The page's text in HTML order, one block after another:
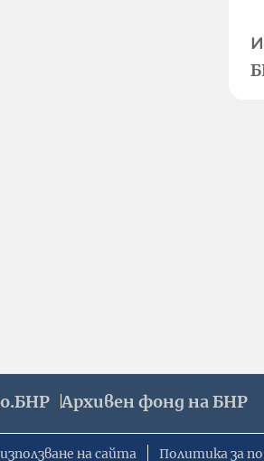
Архивен фонд на БНР
на сайта Политика за